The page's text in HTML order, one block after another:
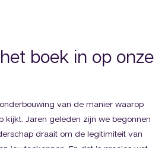
boek in op onze
van de manier waarop
kijkt. Jaren geleden zijn we begonnen
draait om de legitimiteit van